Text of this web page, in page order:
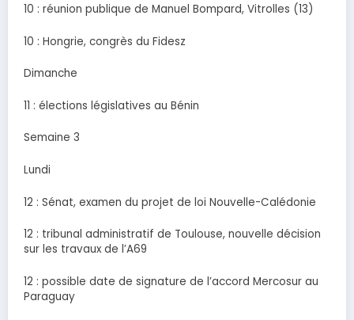
10 : réunion publique de Manuel Bompard, Vitrolles (13)
10 : Hongrie, congrès du Fidesz
Dimanche
11 : élections législatives au Bénin
Semaine 3
Lundi
12 : Sénat, examen du projet de loi Nouvelle-Calédonie
12 : tribunal administratif de Toulouse, nouvelle décision
sur les travaux de l’A69
12 : possible date de signature de l’accord Mercosur au
Paraguay